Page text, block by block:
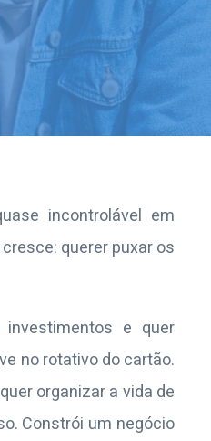
incontrolável em
querer puxar os
e quer
no rotativo do cartão.
organizar a vida de
Constrói um negócio